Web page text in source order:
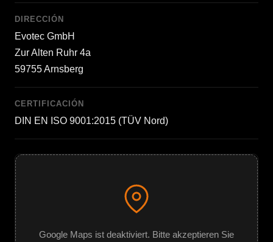
DIRECCIÓN
Evotec GmbH
Zur Alten Ruhr 4a
59755 Arnsberg
CERTIFICACIÓN
DIN EN ISO 9001:2015 (TÜV Nord)
Google Maps ist deaktiviert. Bitte akzeptieren Sie